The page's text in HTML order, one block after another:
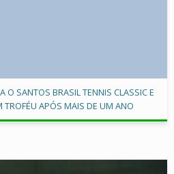
O SANTOS BRASIL TENNIS CLASSIC E
TROFÉU APÓS MAIS DE UM ANO